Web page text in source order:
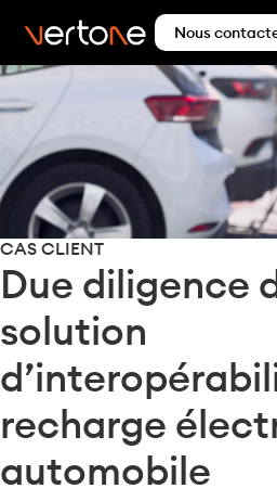
Nous
CAS CLIENT
Due diligence
solution
recharge
automobile